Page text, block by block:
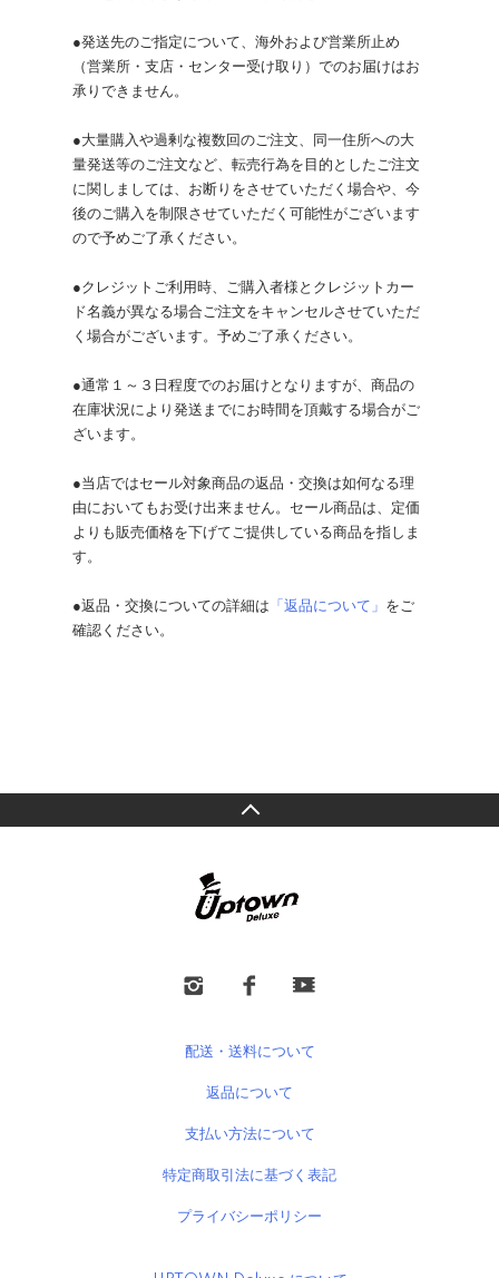
●発送先のご指定について、海外および営業所止め
（営業所・支店・センター受け取り）でのお届けはお
承りできません。
●大量購入や過剰な複数回のご注文、同一住所への大
量発送等のご注文など、転売行為を目的としたご注文
に関しましては、お断りをさせていただく場合や、今
後のご購入を制限させていただく可能性がございます
ので予めご了承ください。
●クレジットご利用時、ご購入者様とクレジットカー
ド名義が異なる場合ご注文をキャンセルさせていただ
く場合がございます。予めご了承ください。
●通常１～３日程度でのお届けとなりますが、商品の
在庫状況により発送までにお時間を頂戴する場合がご
ざいます。
●当店ではセール対象商品の返品・交換は如何なる理
由においてもお受け出来ません。セール商品は、定価
よりも販売価格を下げてご提供している商品を指しま
す。
●返品・交換についての詳細は 「返品について」 をご
確認ください。
配送・送料について
返品について
支払い方法について
特定商取引法に基づく表記
プライバシーポリシー